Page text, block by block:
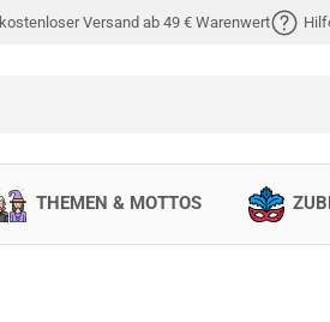
kostenloser Versand ab 49 € Warenwert
THEMEN & MOTTOS